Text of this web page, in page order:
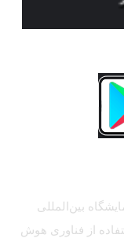
بین‌المللی
از فناوری هوش